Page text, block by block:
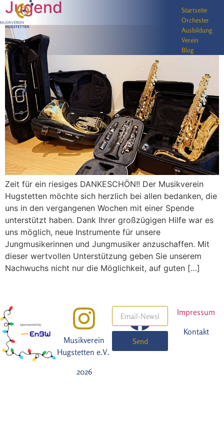
Startseite
Orchester
Ausbildung
Verein
Blog
Jugend
Zeit für ein riesiges DANKESCHÖN!! Der Musikverein
Hugstetten möchte sich herzlich bei allen bedanken, die
uns in den vergangenen Wochen mit einer Spende
unterstützt haben. Dank Ihrer großzügigen Hilfe war es
uns möglich, neue Instrumente für unsere
Jungmusikerinnen und Jungmusiker anzuschaffen. Mit
dieser wertvollen Unterstützung geben Sie unserem
Nachwuchs nicht nur die Möglichkeit, auf guten […]
Musikverein
Hugstetten e.V.
2026
Send
Impressum
Kontakt